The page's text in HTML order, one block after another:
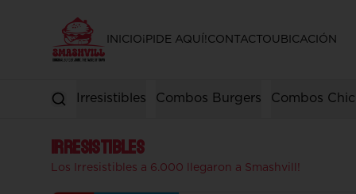
INICIO¡PIDE AQUÍ!CONTACTOUBICACIÓN
Irresistibles Combos Burgers Combos
Irresistibles
Los Irresistibles a 6.000 llegaron a Smashvill!